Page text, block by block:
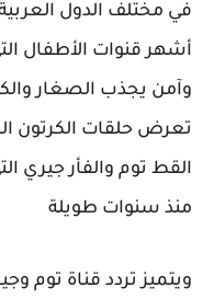
في مختلف الدول
أشهر قنوات الأطفال
وآمن يجذب الصغار
تعرض حلقات الكرتون
القط توم والفأر جيري
منذ سنوات طويلة